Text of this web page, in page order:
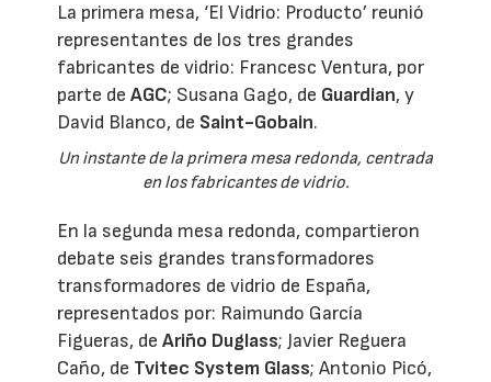
La primera mesa, ‘El Vidrio: Producto’ reunió
representantes de los tres grandes
fabricantes de vidrio: Francesc Ventura, por
parte de AGC; Susana Gago, de Guardian, y
David Blanco, de Saint-Gobain.
Un instante de la primera mesa redonda, centrada
en los fabricantes de vidrio.
En la segunda mesa redonda, compartieron
debate seis grandes transformadores
transformadores de vidrio de España,
representados por: Raimundo García
Figueras, deAriño Duglass; Javier Reguera
Caño, de Tvitec System Glass; Antonio Picó,